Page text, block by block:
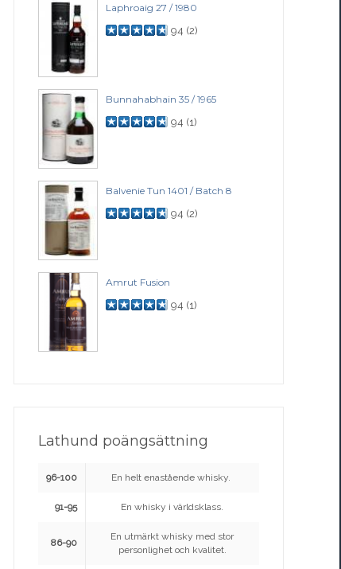
Laphroaig 27 / 1980
94 (2)
Bunnahabhain 35 / 1965
94 (1)
Balvenie Tun 1401 / Batch 8
94 (2)
Amrut Fusion
94 (1)
Lathund poängsättning
96-100 En helt enastående whisky.
91-95 En whisky i världsklass.
86-90
En utmärkt whisky med stor
personlighet och kvalitet.